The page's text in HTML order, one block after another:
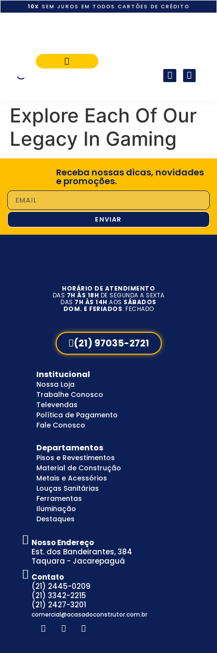
10X SEM JUROS EM TODOS CARTÕES DE CRÉDITO
Explore Each Of Our
Legacy In Gaming
Receba nossas dicas, novidades
e promoções.
ENVIAR
HORÁRIO DE ATENDIMENTO
DAS 7H ÀS 18H DE SEGUNDA A SEXTA
DAS 7H ÀS 14H AOS SÁBADOS
DOM. E FERIADOS: FECHADO
(21) 97035-2721
Institucional
Nossa Loja
Trabalhe Conosco
Televendas
Política de Pagamento
Fale Conosco
Departamentos
Pisos e Revestimentos
Material de Construção
Metais e Acessórios
Louças Sanitárias
Ferramentas
Iluminação
Destaques
Nosso Endereço
Est. dos Bandeirantes, 384
Taquara - Jacarepaguá
Contato
(21) 2445-0209
(21) 3342-2215
(21) 2427-3201
comercial@acasadoconstrutor.com.br